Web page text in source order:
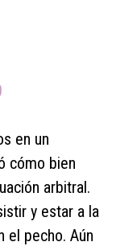
en un
cómo bien
arbitral.
y estar a la
el pecho. Aún